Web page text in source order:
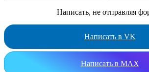
Написать, не отправляя
Написать в VK
Написать в MAX